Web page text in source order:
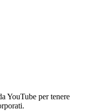
YouTube per tenere